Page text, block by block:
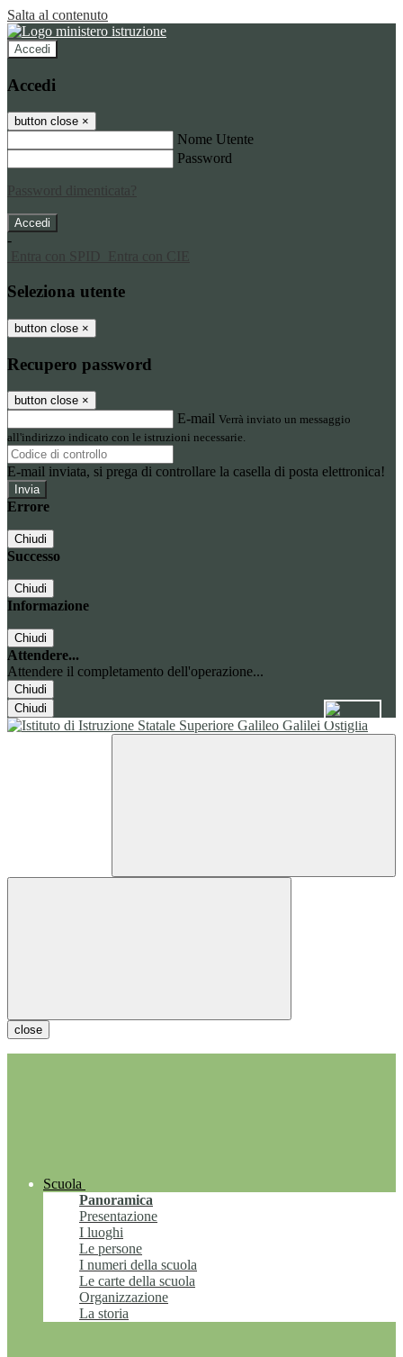
Salta al contenuto
Accedi
Accedi
button close ×
Nome Utente
Password
Password dimenticata?
-
Entra con SPID
Entra con CIE
Seleziona utente
button close ×
Recupero password
button close ×
E-mail Verrà inviato un messaggio
all'indirizzo indicato con le istruzioni necessarie.
E-mail inviata, si prega di controllare la casella di posta elettronica!
Errore
Chiudi
Successo
Chiudi
Informazione
Chiudi
Attendere...
Attendere il completamento dell'operazione...
Chiudi
Chiudi
close
Scuola
Panoramica
Presentazione
I luoghi
Le persone
I numeri della scuola
Le carte della scuola
Organizzazione
La storia